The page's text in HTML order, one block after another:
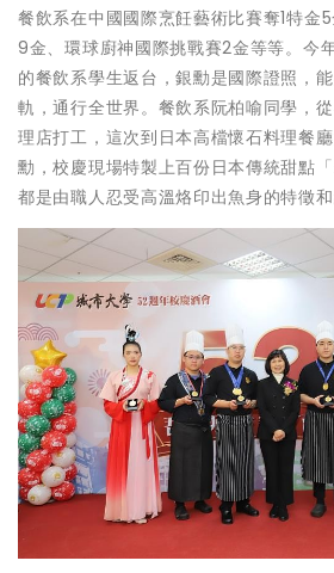
餐飲系在中國國際烹飪藝術比賽奪1特金
9金、環球廚神國際挑戰賽2金等等。今
的餐飲系學生返台，銀勳是國際證照，
軌，通行全世界。餐飲系阮柏喻同學，
理店打工，這次到日本高檔懷石料理餐
勳，校慶現場特製上百份日本傳統甜點
都是由職人忍受高溫烙印出魚身的特徵和